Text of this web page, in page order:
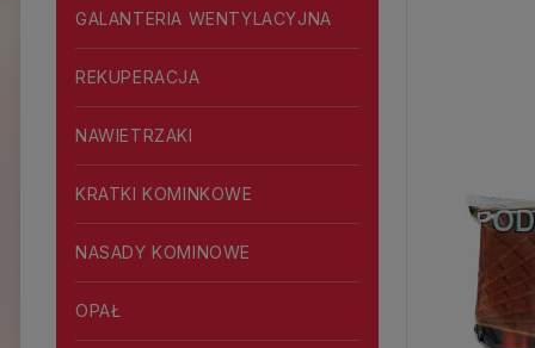
GALANTERIA WENTYLACYJNA
REKUPERACJA
NAWIETRZAKI
KRATKI KOMINKOWE
NASADY KOMINOWE
OPAŁ